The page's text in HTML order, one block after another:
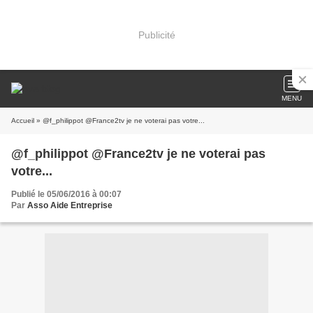
Publicité
MENU
Accueil » @f_philippot @France2tv je ne voterai pas votre...
@f_philippot @France2tv je ne voterai pas
votre...
Publié le 05/06/2016 à 00:07
Par Asso Aide Entreprise